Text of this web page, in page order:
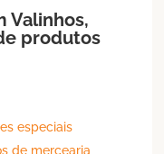
Valinhos,
produtos
especiais
de mercearia